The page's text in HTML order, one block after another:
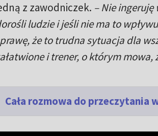
z zawodniczek. – Nie
ludzie i jeśli nie ma to
że to trudna sytuacja dla
i trener, o którym mowa,
Cała rozmowa do przeczytania